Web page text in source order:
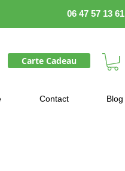
06 47 57 13 61
Carte Cadeau
Contact Blog